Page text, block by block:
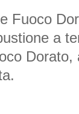
Fuoco
a
Dorato,